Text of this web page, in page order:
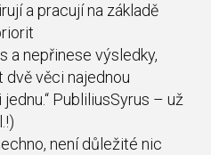
a pracují na základě
a nepřinese výsledky,
dvě věci najednou
PubliliusSyrus – už
není důležité nic